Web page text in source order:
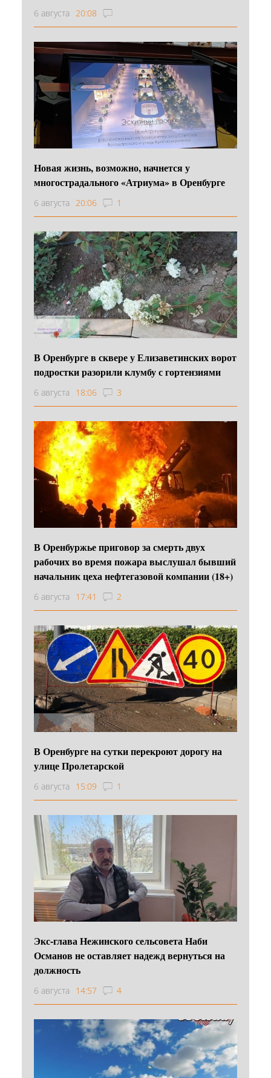
6 августа 20:08
Новая жизнь, возможно, начнется у
многострадального «Атриума» в Оренбурге
6 августа 20:06 1
В Оренбурге в сквере у Елизаветинских ворот
подростки разорили клумбу с гортензиями
6 августа 18:06 3
В Оренбуржье приговор за смерть двух
рабочих во время пожара выслушал бывший
начальник цеха нефтегазовой компании (18+)
6 августа 17:41 2
В Оренбурге на сутки перекроют дорогу на
улице Пролетарской
6 августа 15:09 1
Экс-глава Нежинского сельсовета Наби
Османов не оставляет надежд вернуться на
должность
6 августа 14:57 4